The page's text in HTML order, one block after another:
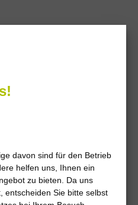
davon sind für den Betrieb
helfen uns, Ihnen ein
zu bieten. Da uns
entscheiden Sie bitte selbst